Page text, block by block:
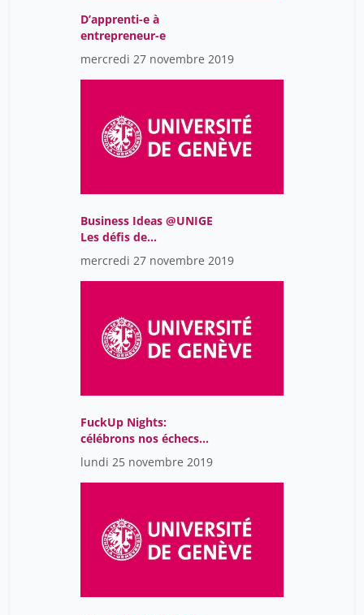
D’apprenti-e à
entrepreneur-e
mercredi 27 novembre 2019
Business Ideas @UNIGE
Les défis de
l’entrepreneuriat high
tech
mercredi 27 novembre 2019
FuckUp Nights:
célébrons nos échecs
entrepreneuriaux!
lundi 25 novembre 2019